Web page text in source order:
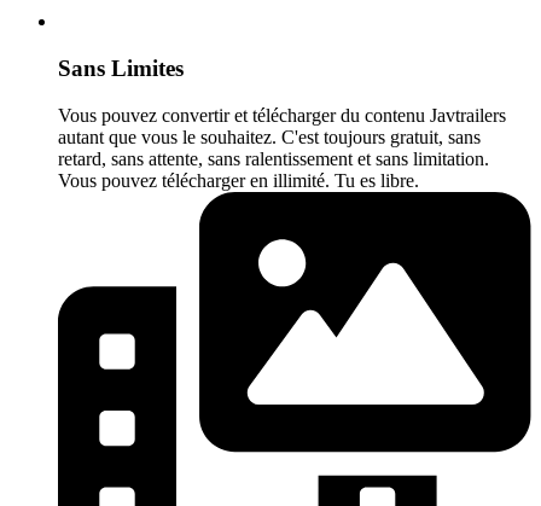
Sans Limites
Vous pouvez convertir et télécharger du contenu Javtrailers
autant que vous le souhaitez. C'est toujours gratuit, sans
retard, sans attente, sans ralentissement et sans limitation.
Vous pouvez télécharger en illimité. Tu es libre.